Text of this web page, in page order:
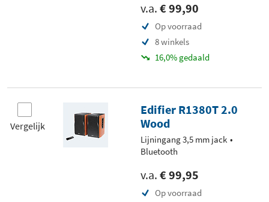
v.a. € 99,90
Op voorraad
8 winkels
16,0% gedaald
Vergelijk
Edifier R1380T 2.0
Wood
Lijningang 3,5 mm jack
Bluetooth
v.a. € 99,95
Op voorraad